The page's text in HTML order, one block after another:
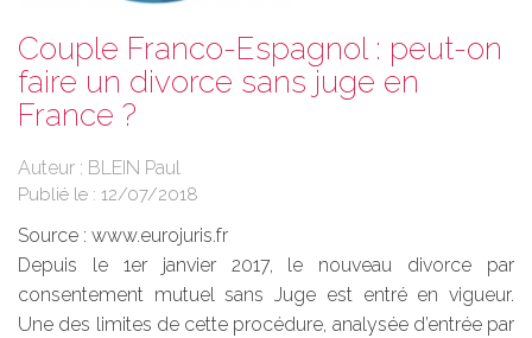
Couple Franco-Espagnol : peut-on
faire un divorce sans juge en
France ?
Auteur : BLEIN Paul
Publié le : 12/07/2018
Source : www.eurojuris.fr
Depuis le 1er janvier 2017, le nouveau divorce par
consentement mutuel sans Juge est entré en vigueur.
Une des limites de cette procédure, analysée d’entrée par